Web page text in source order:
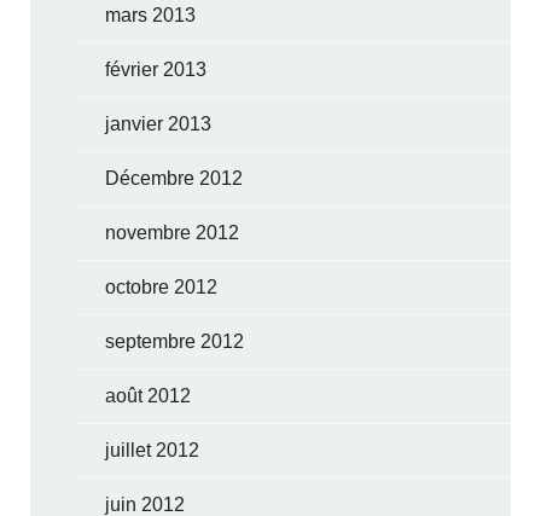
mars 2013
février 2013
janvier 2013
Décembre 2012
novembre 2012
octobre 2012
septembre 2012
août 2012
juillet 2012
juin 2012